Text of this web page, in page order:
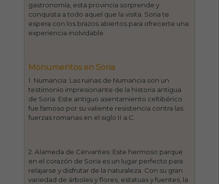
gastronomía, esta provincia sorprende y
conquista a todo aquel que la visita. Soria te
espera con los brazos abiertos para ofrecerte una
experiencia inolvidable.
Monumentos en Soria
1. Numancia: Las ruinas de Numancia son un
testimonio impresionante de la historia antigua
de Soria. Este antiguo asentamiento celtibérico
fue famoso por su valiente resistencia contra las
fuerzas romanas en el siglo II a.C.
2. Alameda de Cervantes: Este hermoso parque
en el corazón de Soria es un lugar perfecto para
relajarse y disfrutar de la naturaleza. Con su gran
variedad de árboles y flores, estatuas y fuentes, la